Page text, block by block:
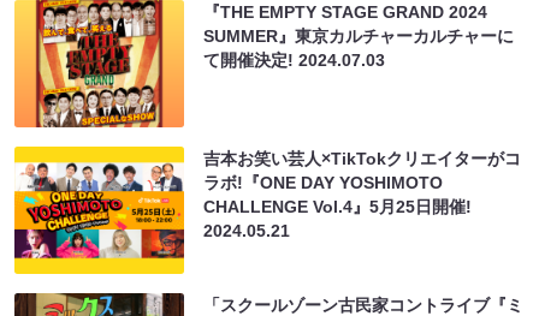
『THE EMPTY STAGE GRAND 2024
SUMMER』東京カルチャーカルチャーに
て開催決定!2024.07.03
吉本お笑い芸人×TikTokクリエイターがコ
ラボ!『ONE DAY YOSHIMOTO
CHALLENGE Vol.4』5月25日開催!
2024.05.21
「スクールゾーン古民家コントライブ『ミ